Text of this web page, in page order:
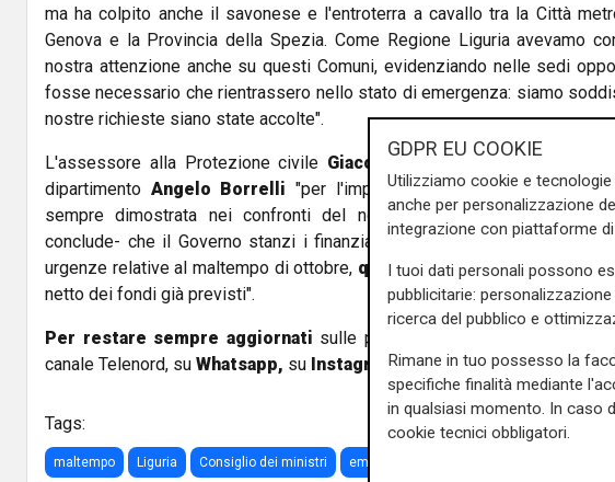
ma ha colpito anche il savonese e l'entroterra a cavallo tra la Città
Genova e la Provincia della Spezia. Come Regione Liguria avevamo
nostra attenzione anche su questi Comuni, evidenziando nelle sedi
fosse necessario che rientrassero nello stato di emergenza: siamo
nostre richieste siano state accolte".
L'assessore alla Protezione civile Giacomo Giampedrone ha
dipartimento Angelo Borrelli "per l'impegno, l'attenzione e la
sempre dimostrata nei confronti del nostro territorio. Attendiamo
conclude- che il Governo stanzi i finanziamenti necessari a coprire
urgenze relative al maltempo di ottobre, quantificate in 50 milioni di
netto dei fondi già previsti".
Per restare sempre aggiornati sulle principali notizie sulla Liguria
canale Telenord, su Whatsapp, su Instagram,suYoutubee su
Tags:
maltempo Liguria Consiglio dei ministri emergenza
GDPR EU COOKIE
Utilizziamo cookie e
anche per personalizzazione
integrazione con piattaforme
I tuoi dati personali possono
pubblicitarie:
ricerca del pubblico e
Rimane in tuo possesso la
specifiche finalità mediante
in qualsiasi momento. In caso
cookie tecnici obbligatori.